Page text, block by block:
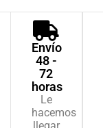
Envío
48 -
72
horas
Le
hacemos